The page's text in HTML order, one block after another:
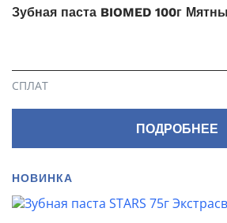
Зубная паста BIOMED 100г
СПЛАТ
ПОДРОБНЕЕ
НОВИНКА